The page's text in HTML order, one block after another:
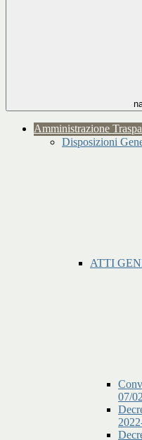
Amministrazione
Disposizioni
ATTI
07/